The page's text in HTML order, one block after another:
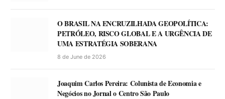
O BRASIL NA ENCRUZILHADA GEOPOLÍTICA:
PETRÓLEO, RISCO GLOBAL E A URGÊNCIA DE
UMA ESTRATÉGIA SOBERANA
8 de June de 2026
Joaquim Carlos Pereira: Colunista de Economia e
Negócios no Jornal o Centro São Paulo